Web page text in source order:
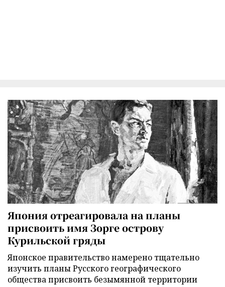
Япония отреагировала на планы
присвоить имя Зорге острову
Курильской гряды
Японское правительство намерено тщательно
изучить планы Русского географического
общества присвоить безымянной территории